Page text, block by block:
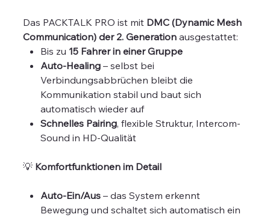
Das PACKTALK PRO ist mit DMC (Dynamic Mesh
Communication) der 2. Generation ausgestattet:
Bis zu 15 Fahrer in einer Gruppe
Auto-Healing – selbst bei
Verbindungsabbrüchen bleibt die
Kommunikation stabil und baut sich
automatisch wieder auf
Schnelles Pairing, flexible Struktur, Intercom-
Sound in HD-Qualität
💡 Komfortfunktionen im Detail
Auto-Ein/Aus – das System erkennt
Bewegung und schaltet sich automatisch ein